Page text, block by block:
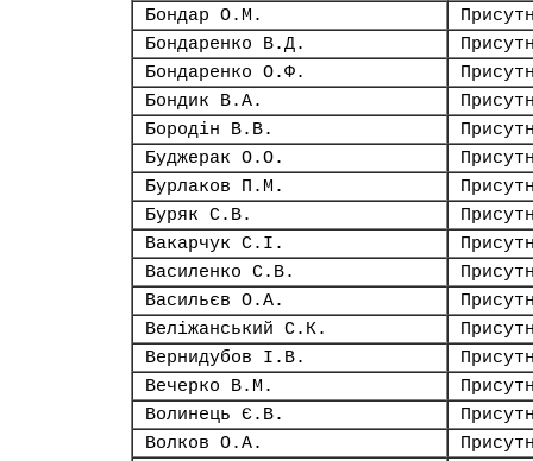
Бондар О.М.
Бондаренко В.Д.
Бондаренко О.Ф.
Бондик В.А.
Бородін В.В.
Буджерак О.О.
Бурлаков П.М.
Буряк С.В.
Вакарчук С.І.
Василенко С.В.
Васильєв О.А.
Веліжанський С.К.
Вернидубов І.В.
Вечерко В.М.
Волинець Є.В.
Волков О.А.